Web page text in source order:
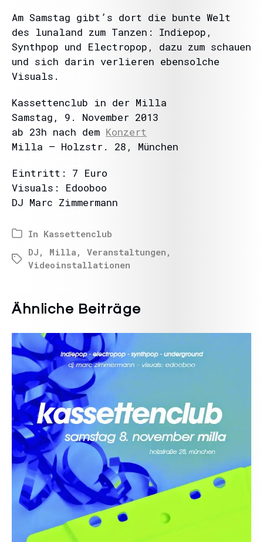
Am Samstag gibt’s dort die bunte Welt
des lunaland zum Tanzen: Indiepop,
Synthpop und Electropop, dazu zum schauen
und sich darin verlieren ebensolche
Visuals.
Kassettenclub in der Milla
Samstag, 9. November 2013
ab 23h nach dem Konzert
Milla – Holzstr. 28, München
Eintritt: 7 Euro
Visuals: Edooboo
DJ Marc Zimmermann
In Kassettenclub
DJ , Milla , Veranstaltungen ,
Videoinstallationen
Ähnliche Beiträge